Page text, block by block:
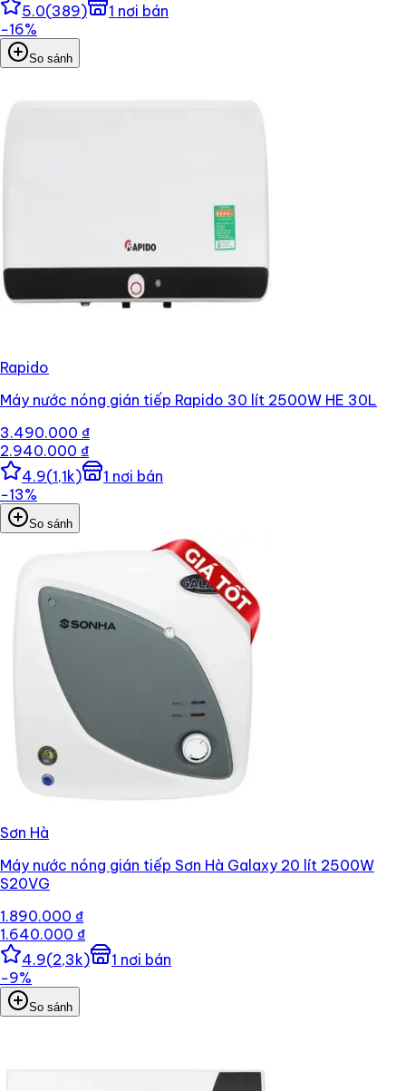
5.0(389) 1 nơi bán
−16%
So sánh
Rapido
Máy nước nóng gián tiếp Rapido 30 lít 2500W HE 30L
3.490.000 ₫
2.940.000 ₫
4.9(1,1k) 1 nơi bán
−13%
So sánh
Sơn Hà
Máy nước nóng gián tiếp Sơn Hà Galaxy 20 lít 2500W
S20VG
1.890.000 ₫
1.640.000 ₫
4.9(2,3k) 1 nơi bán
−9%
So sánh